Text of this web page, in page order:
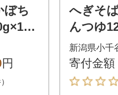
ぼち
千
円
へぎそ
んつゆ
(ふのり
門店の
新潟県小千
寄付金額